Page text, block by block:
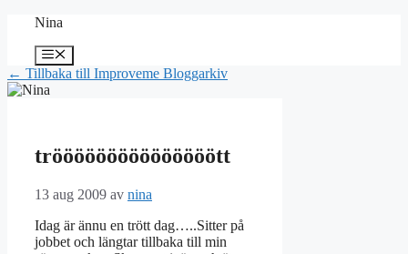
Hoppa
innehåll
Nina
Meny
← Tillbaka till Improveme Bloggarkiv
trööööööööööööööött
13 aug 2009 av nina
Idag är ännu en trött dag…..Sitter på
jobbet och längtar tillbaka till min